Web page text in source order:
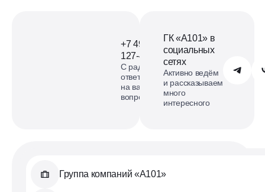
+7 495
127-40-98
С радостью
ответим
на ваши
вопросы
Обратиться в А101
ГК «А101» в
социальных
сетях
Активно ведём
и рассказываем
много
интересного
Группа компаний «А101»